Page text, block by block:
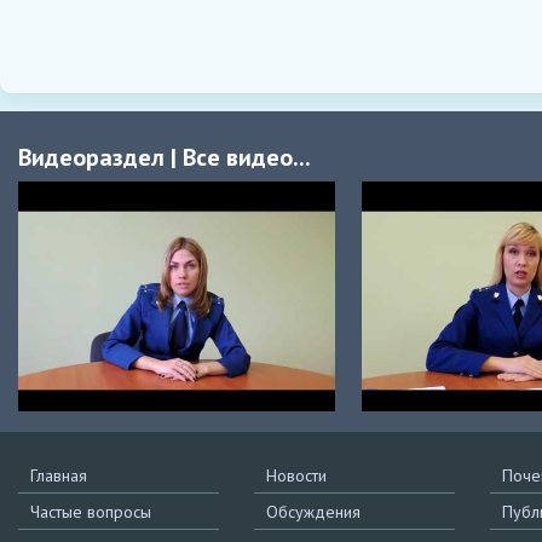
Видеораздел | Все видео...
Главная
Частые вопросы
Новости
Обсуждения